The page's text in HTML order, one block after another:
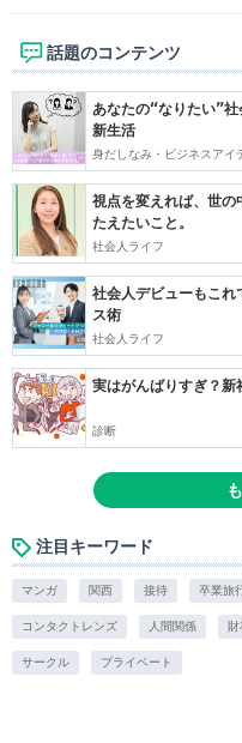
話題のコンテンツ
あなたの“なりたい”
新生活
身だしなみ・ビジネスアイ
視点を変えれば、世
たえたいこと。
社会人ライフ
社会人デビューもこ
ス術
社会人ライフ
実はがんばりすぎ？新
診断
注目キーワード
マンガ 関西 接待 卒業旅
コンタクトレンズ 人間関係 財
サークル プライベート